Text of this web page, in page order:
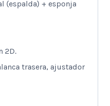
(espalda) + esponja
2D.
trasera, ajustador